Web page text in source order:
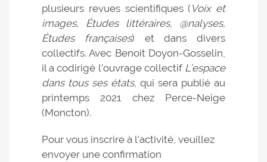
plusieurs revues scientifiques ( Voix et
images, Études littéraires, @nalyses,
Études françaises) et dans divers
collectifs. Avec Benoit Doyon-Gosselin,
il a codirigé l’ouvrage collectif L’espace
dans tous ses états, qui sera publié au
printemps 2021 chez Perce-Neige
(Moncton).
Pour vous inscrire à l’activité, veuillez
envoyer une confirmation